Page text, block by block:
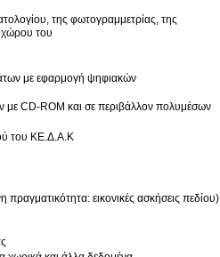
της φωτογραμμετρίας, της
χώρου του
με εφαρμογή ψηφιακών
με CD-ROM και σε περιβάλλον πολυμέσων
του ΚΕ.Δ.Α.Κ
εικονικές ασκήσεις πεδίου)